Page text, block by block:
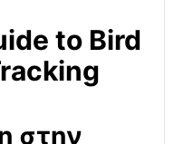
to Bird
στην